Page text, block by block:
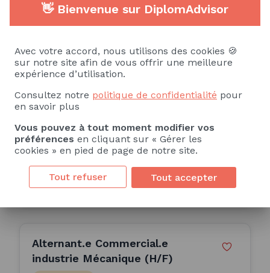
en industrie (H/F)
ALTERNANCE
12 Mois
Publiée le 07/07/2026
Consulter l'offre
Alternant.e Commercial.e
industrie Mécanique (H/F)
👋 Bienvenue sur DiplomAdvisor
Avec votre accord, nous utilisons des cookies 🍪
sur notre site afin de vous offrir une meilleure
expérience d’utilisation.
Consultez notre politique de confidentialité pour
en savoir plus
Vous pouvez à tout moment modifier vos
préférences en cliquant sur « Gérer les
cookies » en pied de page de notre site.
Tout refuser Tout accepter